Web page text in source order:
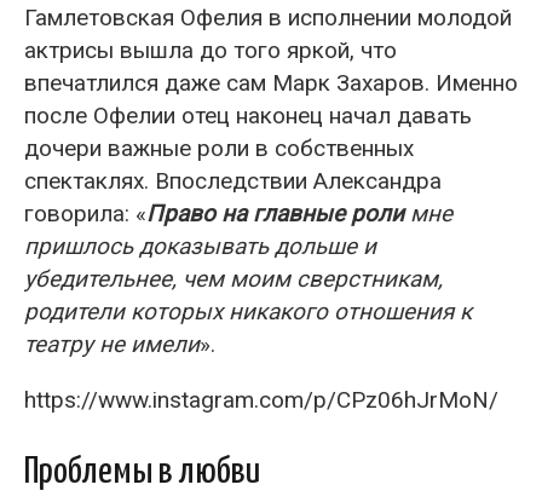
Гамлетовская Офелия в исполнении молодой
актрисы вышла до того яркой, что
впечатлился даже сам Марк Захаров. Именно
после Офелии отец наконец начал давать
дочери важные роли в собственных
спектаклях. Впоследствии Александра
говорила: «Право на главные ролимне
пришлось доказывать дольше и
убедительнее, чем моим сверстникам,
родители которых никакого отношения к
театру не имели».
https://www.instagram.com/p/CPz06hJrMoN/
Проблемы в любви